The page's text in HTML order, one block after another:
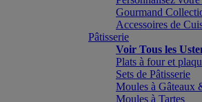
Gourmand
Accessoires de
Pâtisserie
Voir Tous les
Plats à four et
Sets de Pâtisserie
Moules à Gâteaux
Moules à Tartes